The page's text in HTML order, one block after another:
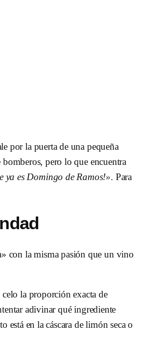
por la puerta de una pequeña
pero lo que encuentra
ya es Domingo de Ramos!». Para
con la misma pasión que un vino
la proporción exacta de
adivinar qué ingrediente
está en la cáscara de limón seca o